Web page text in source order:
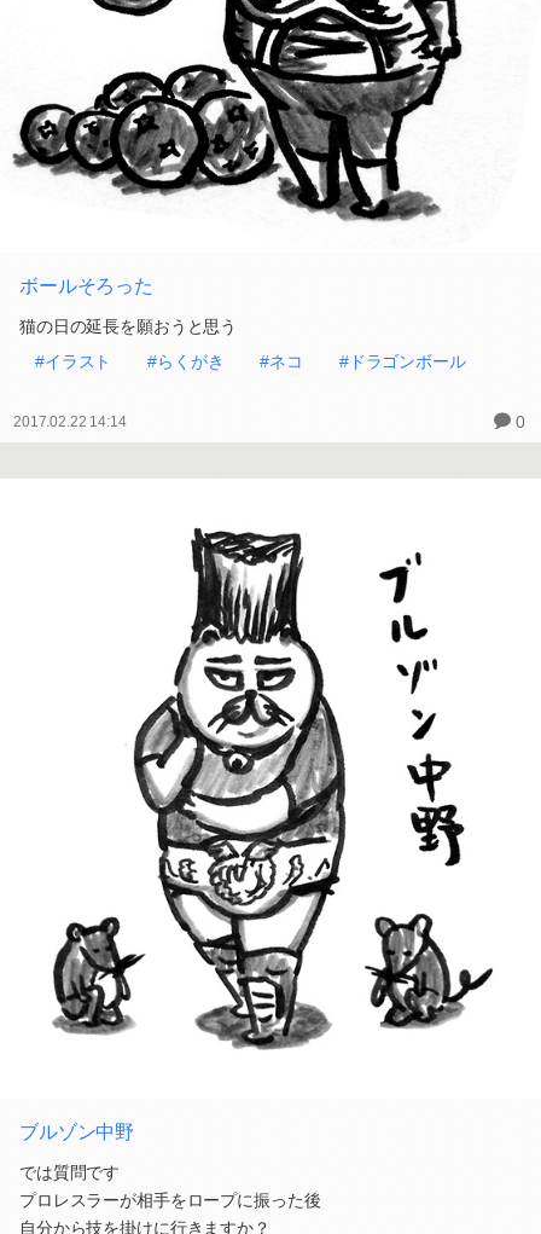
ボールそろった
猫の日の延長を願おうと思う
#イラスト
#らくがき #ネコ #ドラゴンボール
2017.02.22 14:14 0
ブルゾン中野
では質問です
プロレスラーが相手をロープに振った後
自分から技を掛けに行きますか？